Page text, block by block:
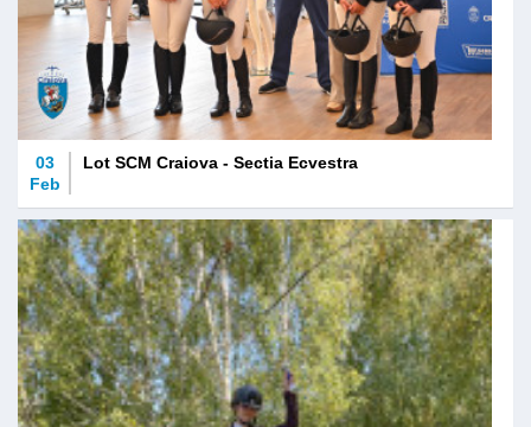
03
Feb
Lot SCM Craiova - Sectia Ecvestra